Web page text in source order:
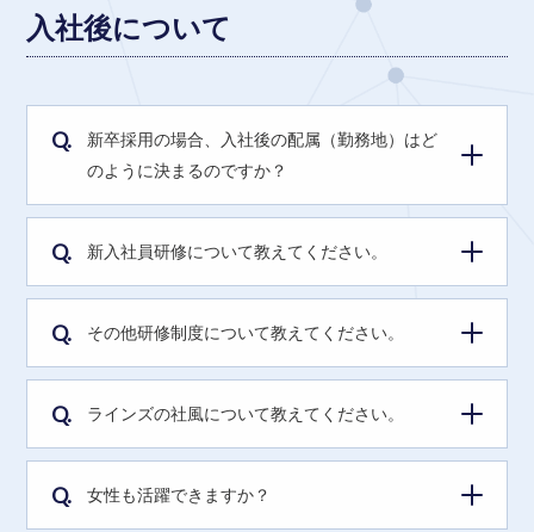
入社後について
Q.
新卒採用の場合、入社後の配属（勤務地）はど
のように決まるのですか？
Q. 新入社員研修について教えてください。
Q. その他研修制度について教えてください。
Q. ラインズの社風について教えてください。
Q. 女性も活躍できますか？